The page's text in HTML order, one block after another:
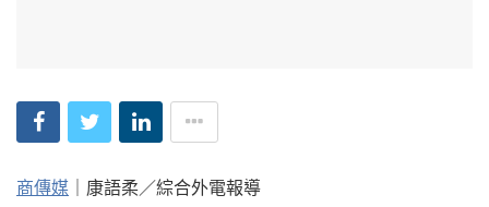
商傳媒 ｜康語柔／綜合外電報導